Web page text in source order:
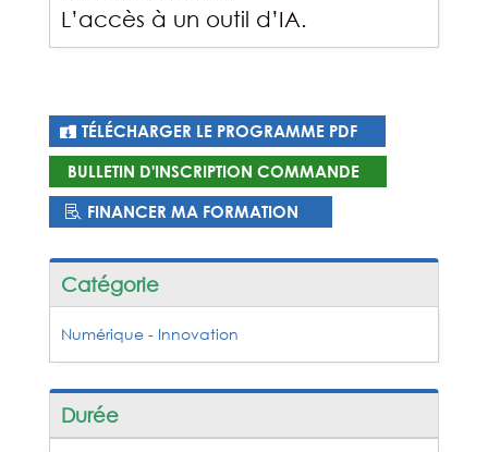
L’accès à un outil d’IA.
TÉLÉCHARGER LE PROGRAMME PDF
BULLETIN D'INSCRIPTION COMMANDE
FINANCER MA FORMATION
Catégorie
Numérique - Innovation
Durée